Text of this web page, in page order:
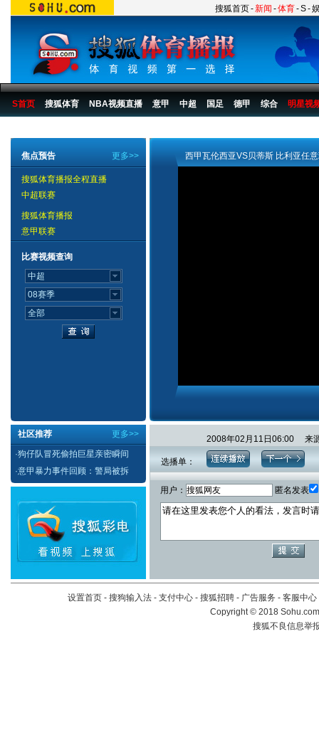
搜狐首页-新闻 -体育-S-
S首页 搜狐体育 NBA视频直播 意甲 中超 国足 德甲 综合 明星视
更多>>
焦点预告
搜狐体育播报全程直播
中超联赛
搜狐体育播报
意甲联赛
比赛视频查询
更多>>
社区推荐
·狗仔队冒死偷拍巨星亲密瞬间
·意甲暴力事件回顾：警局被拆
西甲瓦伦西亚VS贝蒂斯 比利亚任
2008年02月11日06:00 来
选播单：
用户： 匿名发表
设置首页 - 搜狗输入法 - 支付中心 - 搜狐招聘 - 广告服务 - 客服中心
Copyright©2018
搜狐不良信息举